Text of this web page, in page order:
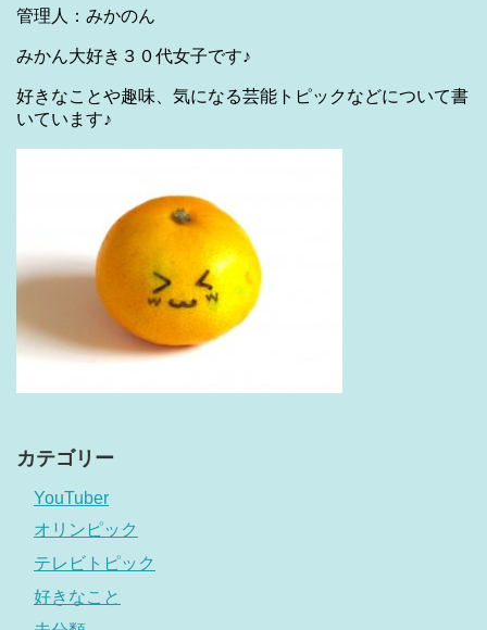
管理人：みかのん
みかん大好き３０代女子です♪
好きなことや趣味、気になる芸能トピックなどについて書
いています♪
カテゴリー
YouTuber
オリンピック
テレビトピック
好きなこと